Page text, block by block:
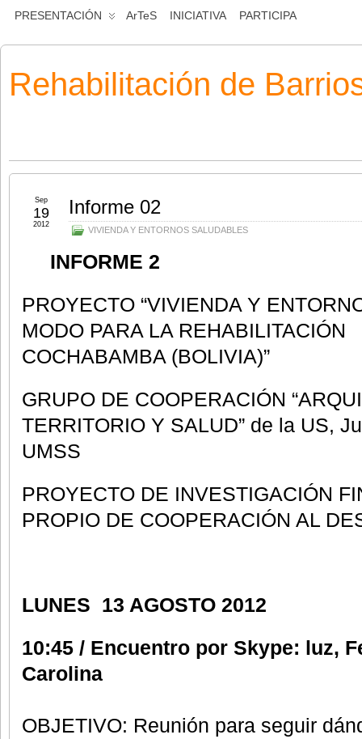
PRESENTACIÓN ArTeS INICIATIVA PARTICIPA
Rehabilitación de
Informe 02
VIVIENDA Y ENTORNOS SALUDABLES
Sep
19
2012
INFORME 2
PROYECTO “VIVIENDA Y
MODO PARA LA
COCHABAMBA (BOLIVIA)”
GRUPO DE COOPERACIÓN
TERRITORIO Y SALUD” de la US,
UMSS
PROYECTO DE INVESTIGACIÓN
PROPIO DE COOPERACIÓN AL
LUNES 13 AGOSTO 2012
10:45 / Encuentro por Skype: luz,
Carolina
OBJETIVO: Reunión para seguir